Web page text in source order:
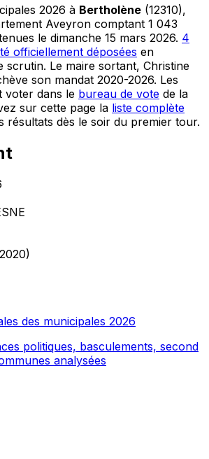
2026 à Bertholène (12310),
Aveyron comptant 1 043
le dimanche 15 mars 2026. 4
officiellement déposées en
Le maire sortant, Christine
son mandat 2020-2026. Les
voter dans le bureau de vote de la
sur cette page la liste complète
résultats dès le soir du premier tour.
des municipales 2026
politiques, basculements, second
analysées